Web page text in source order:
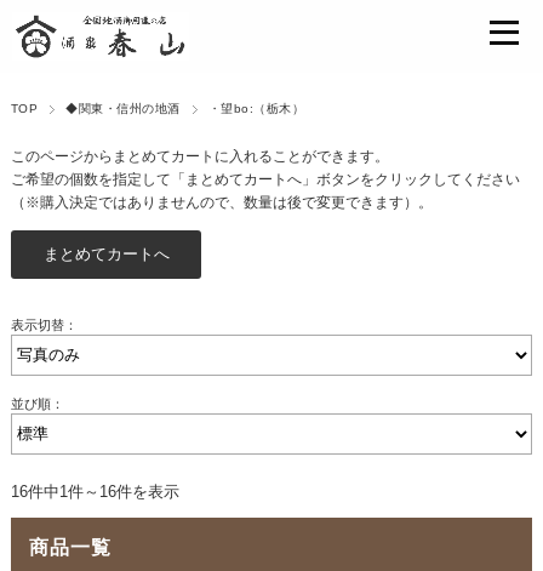
TOP ◆関東・信州の地酒 ・望bo:（栃木）
このページからまとめてカートに入れることができます。
ご希望の個数を指定して「まとめてカートへ」ボタンをクリックしてください
（※購入決定ではありませんので、数量は後で変更できます）。
表示切替：
並び順：
16件中1件～16件を表示
商品一覧